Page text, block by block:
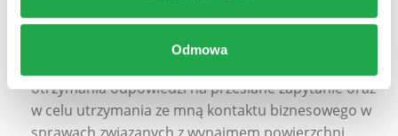
Odmowa
Wyrażam zgodę na przetwarzanie przez Cushman &
Wakefield moich danych osobowych wskazanych w
otrzymania odpowiedzi na przesłane zapytanie oraz
w celu utrzymania ze mną kontaktu biznesowego w
sprawach związanych z wynajmem powierzchni